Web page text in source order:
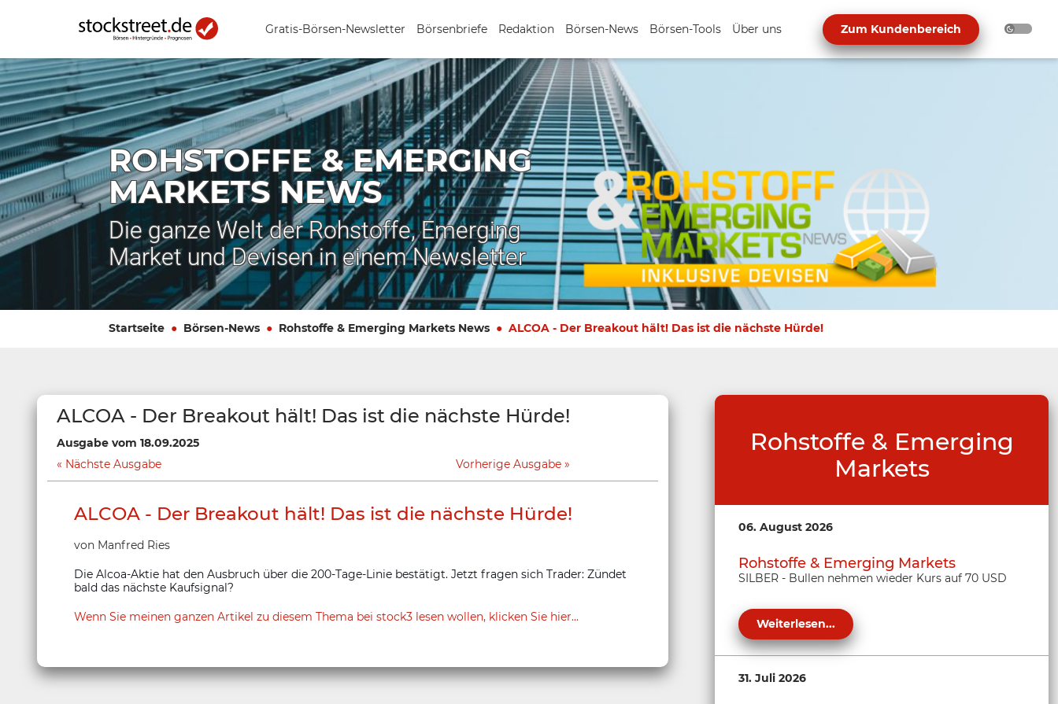
Gratis-Börsen-Newsletter Börsenbriefe Redaktion Börsen-News Börsen-Tools Über uns Zum Kundenbereich
ROHSTOFFE & EMERGING
MARKETS NEWS
Die ganze Welt der Rohstoffe, Emerging
Market und Devisen in einem Newsletter
Startseite Börsen-News Rohstoffe & Emerging Markets News ALCOA - Der Breakout hält! Das ist die nächste Hürde!
ALCOA - Der Breakout hält! Das ist die nächste Hürde!
Ausgabe vom 18.09.2025
Nächste Ausgabe
Vorherige Ausgabe
ALCOA - Der Breakout hält! Das ist die nächste Hürde!
von Manfred Ries
Die Alcoa-Aktie hat den Ausbruch über die 200-Tage-Linie bestätigt. Jetzt fragen sich Trader: Zündet
bald das nächste Kaufsignal?
Wenn Sie meinen ganzen Artikel zu diesem Thema bei stock3 lesen wollen, klicken Sie hier...
Rohstoffe & Emerging
Markets
06. August 2026
Rohstoffe & Emerging Markets
SILBER - Bullen nehmen wieder Kurs auf 70 USD
Weiterlesen...
31. Juli 2026